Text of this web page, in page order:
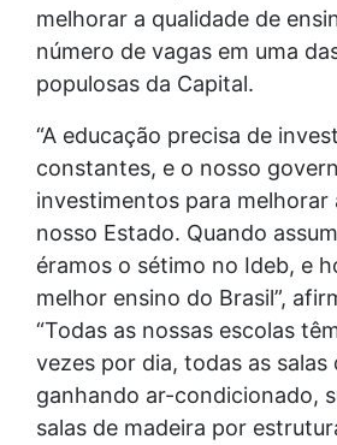
melhorar a qualidade de
número de vagas em uma
populosas da Capital.
“A educação precisa de
constantes, e o nosso
investimentos para melhorar
nosso Estado. Quando
éramos o sétimo no Ideb, e
melhor ensino do Brasil”,
“Todas as nossas escolas
vezes por dia, todas as salas
ganhando ar-condicionado,
salas de madeira por